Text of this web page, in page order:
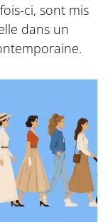
ci, sont mis
dans un